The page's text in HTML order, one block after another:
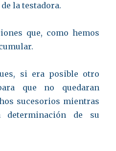
la testadora.
que, como hemos
si era posible otro
que no quedaran
sucesorios mientras
determinación de su